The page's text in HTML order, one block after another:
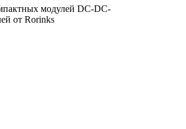
модулей DC-DC-
от Rorinks